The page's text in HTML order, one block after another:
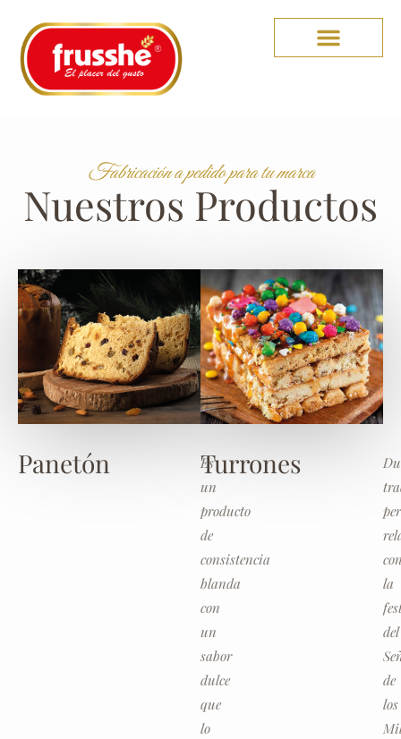
Fabricación a pedido para tu marca
Nuestros Productos
Panetón
Es
un
producto
de
consistencia
blanda
con
un
sabor
dulce
que
lo
Turrones
la
del
de
los